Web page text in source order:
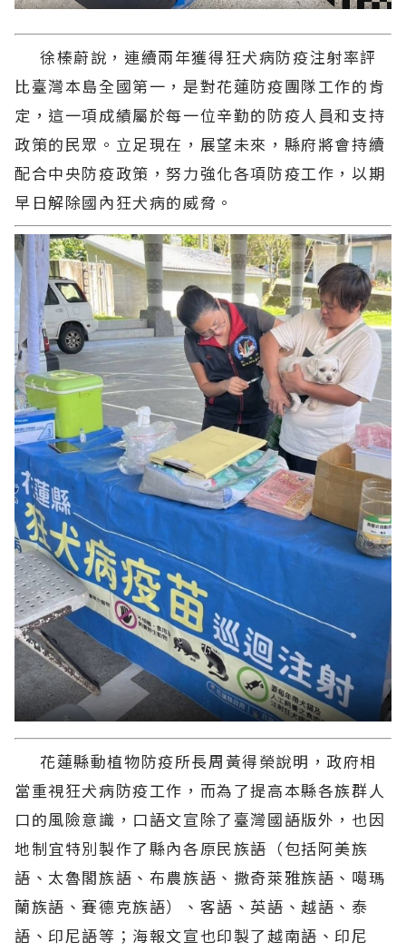
徐榛蔚說，連續兩年獲得狂犬病防疫注射率評
比臺灣本島全國第一，是對花蓮防疫團隊工作的肯
定，這一項成績屬於每一位辛勤的防疫人員和支持
政策的民眾。立足現在，展望未來，縣府將會持續
配合中央防疫政策，努力強化各項防疫工作，以期
早日解除國內狂犬病的威脅。
花蓮縣動植物防疫所長周黃得榮說明，政府相
當重視狂犬病防疫工作，而為了提高本縣各族群人
口的風險意識，口語文宣除了臺灣國語版外，也因
地制宜特別製作了縣內各原民族語（包括阿美族
語、太魯閣族語、布農族語、撒奇萊雅族語、噶瑪
蘭族語、賽德克族語）、客語、英語、越語、泰
語、印尼語等；海報文宣也印製了越南語、印尼